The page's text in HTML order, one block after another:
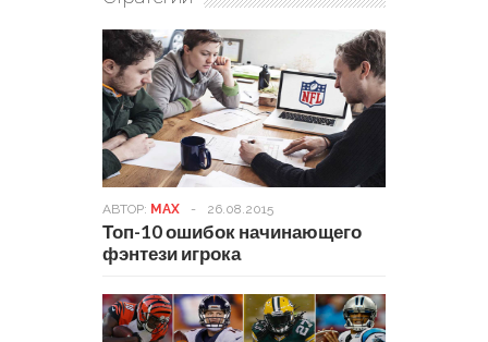
АВТОР: MAX - 26.08.2015
Топ-10 ошибок начинающего
фэнтези игрока